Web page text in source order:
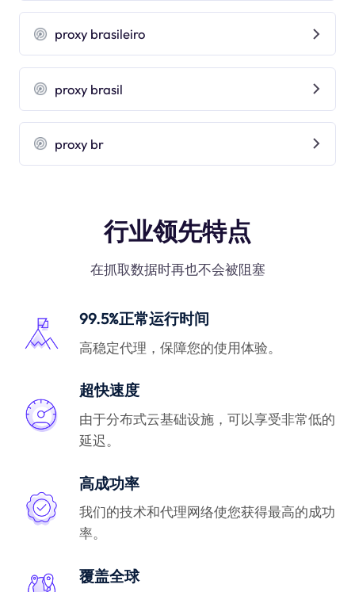
proxy brasileiro
proxy brasil
proxy br
行业领先特点
在抓取数据时再也不会被阻塞
99.5%正常运行时间
高稳定代理，保障您的使用体验。
超快速度
由于分布式云基础设施，可以享受非常低的
延迟。
高成功率
我们的技术和代理网络使您获得最高的成功
率。
覆盖全球